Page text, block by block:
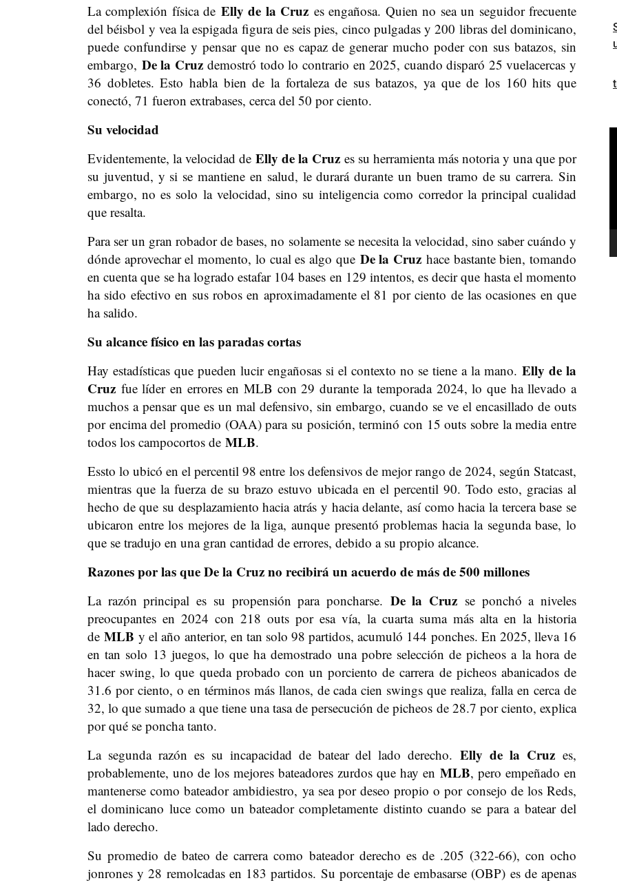
La complexión física de Elly de la Cruz es engañosa. Quien no sea un seguidor frecuente
del béisbol y vea la espigada figura de seis pies, cinco pulgadas y 200 libras del dominicano,
puede confundirse y pensar que no es capaz de generar mucho poder con sus batazos, sin
embargo, De la Cruzdemostró todo lo contrario en 2025, cuando disparó 25 vuelacercas y
36 dobletes. Esto habla bien de la fortaleza de sus batazos, ya que de los 160 hits que
conectó, 71 fueron extrabases, cerca del 50 por ciento.
Su velocidad
Evidentemente, la velocidad de Elly de la Cruz es su herramienta más notoria y una que por
su juventud, y si se mantiene en salud, le durará durante un buen tramo de su carrera. Sin
embargo, no es solo la velocidad, sino su inteligencia como corredor la principal cualidad
que resalta.
Para ser un gran robador de bases, no solamente se necesita la velocidad, sino saber cuándo y
dónde aprovechar el momento, lo cual es algo que De la Cruz hace bastante bien, tomando
en cuenta que se ha logrado estafar 104 bases en 129 intentos, es decir que hasta el momento
ha sido efectivo en sus robos en aproximadamente el 81 por ciento de las ocasiones en que
ha salido.
Su alcance físico en las paradas cortas
Hay estadísticas que pueden lucir engañosas si el contexto no se tiene a la mano. Elly de la
Cruz fue líder en errores en MLB con 29 durante la temporada 2024, lo que ha llevado a
muchos a pensar que es un mal defensivo, sin embargo, cuando se ve el encasillado de outs
por encima del promedio (OAA) para su posición, terminó con 15 outs sobre la media entre
todos los campocortos de MLB.
Essto lo ubicó en el percentil 98 entre los defensivos de mejor rango de 2024, según Statcast,
mientras que la fuerza de su brazo estuvo ubicada en el percentil 90. Todo esto, gracias al
hecho de que su desplazamiento hacia atrás y hacia delante, así como hacia la tercera base se
ubicaron entre los mejores de la liga, aunque presentó problemas hacia la segunda base, lo
que se tradujo en una gran cantidad de errores, debido a su propio alcance.
Razones por las que De la Cruz no recibirá un acuerdo de más de 500 millones
La razón principal es su propensión para poncharse. De la Cruz se ponchó a niveles
preocupantes en 2024 con 218 outs por esa vía, la cuarta suma más alta en la historia
deMLB y el año anterior, en tan solo 98 partidos, acumuló 144 ponches. En 2025, lleva 16
en tan solo 13 juegos, lo que ha demostrado una pobre selección de picheos a la hora de
hacer swing, lo que queda probado con un porciento de carrera de picheos abanicados de
31.6 por ciento, o en términos más llanos, de cada cien swings que realiza, falla en cerca de
32, lo que sumado a que tiene una tasa de persecución de picheos de 28.7 por ciento, explica
por qué se poncha tanto.
La segunda razón es su incapacidad de batear del lado derecho.Elly de la Cruz es,
probablemente, uno de los mejores bateadores zurdos que hay en MLB, pero empeñado en
mantenerse como bateador ambidiestro, ya sea por deseo propio o por consejo de los Reds,
el dominicano luce como un bateador completamente distinto cuando se para a batear del
lado derecho.
Su promedio de bateo de carrera como bateador derecho es de .205 (322-66), con ocho
jonrones y 28 remolcadas en 183 partidos. Su porcentaje de embasarse (OBP) es de apenas